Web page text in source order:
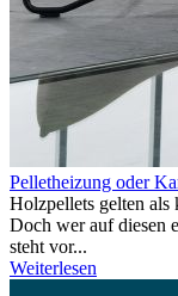
Pelletheizung oder
Holzpellets gelten
Doch wer auf diesen
steht vor...
Weiterlesen